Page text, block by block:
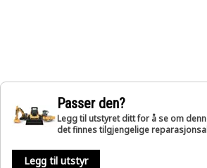
Passer den?
Legg til utstyret ditt for å se om
det finnes tilgjengelige
Legg til utstyr